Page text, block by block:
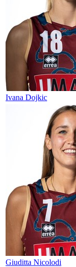
Ivana Dojkic
Giuditta Nicolodi